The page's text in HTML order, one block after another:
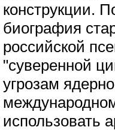
конструкции.
биография
российской
"суверенной
угрозам
использовать